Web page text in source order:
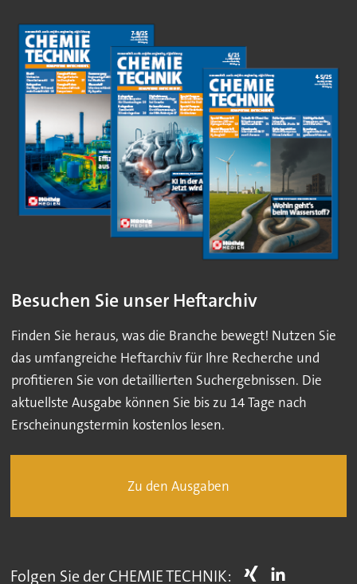
Besuchen Sie unser Heftarchiv
Finden Sie heraus, was die Branche bewegt! Nutzen Sie
das umfangreiche Heftarchiv für Ihre Recherche und
profitieren Sie von detaillierten Suchergebnissen. Die
aktuellste Ausgabe können Sie bis zu 14 Tage nach
Erscheinungstermin kostenlos lesen.
Zu den Ausgaben
Folgen Sie der CHEMIE TECHNIK: